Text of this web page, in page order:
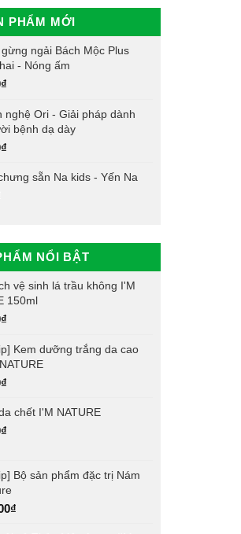
PHẨM MỚI
ngải Bách Mộc Plus
- Nóng ấm
₫
nghệ Ori - Giải pháp dành
bệnh dạ dày
₫
sẵn Na kids - Yến Na
NỔI BẬT
vệ sinh lá trầu không I'M
150ml
₫
Kem dưỡng trắng da cao
₫
chết I'M NATURE
₫
Bộ sản phẩm đặc trị Nám
₫